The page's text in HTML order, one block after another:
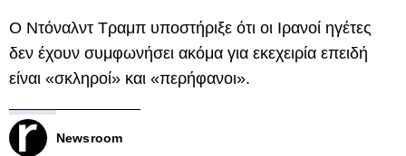
Ο Ντόναλντ Τραμπ υποστήριξε ότι οι Ιρανοί ηγέτες
δεν έχουν συμφωνήσει ακόμα για εκεχειρία επειδή
είναι «σκληροί» και «περήφανοι».
Newsroom